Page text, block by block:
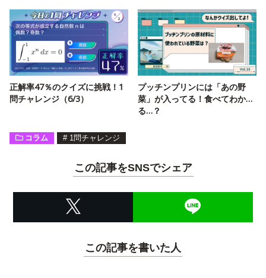
正解率47％のクイズに挑戦！1
問チャレンジ（6/3）
プッチンプリンには「あの野
菜」が入ってる！食べてわか…
る…？
コラム # 1問チャレンジ
この記事をSNSでシェア
この記事を書いた人